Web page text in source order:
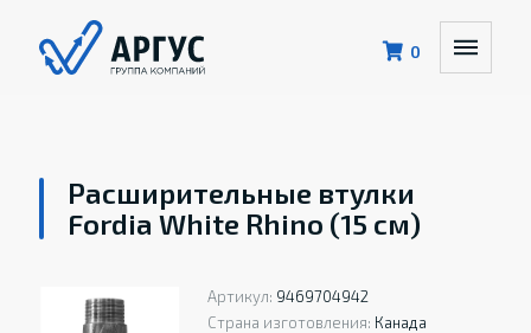
0
Расширительные втулки
Fordia White Rhino (15 см)
Артикул: 9469704942
Страна изготовления: Канада